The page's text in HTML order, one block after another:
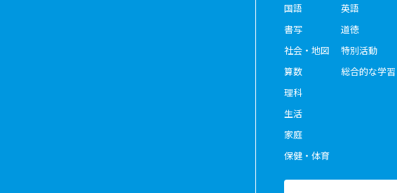
国語
書写
社会・地図
算数
理科
生活
家庭
保健・体育
英語
道徳
特別活動
総合的な学習